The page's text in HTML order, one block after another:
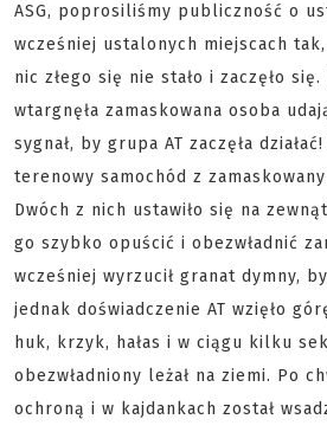
ASG, poprosiliśmy publiczność o
wcześniej ustalonych miejscach
nic złego się nie stało i zaczęło
wtargnęła zamaskowana osoba
sygnał, by grupa AT zaczęła
terenowy samochód z
Dwóch z nich ustawiło się na
go szybko opuścić i obezwładnić
wcześniej wyrzucił granat dymny,
jednak doświadczenie AT wzięło
huk, krzyk, hałas i w ciągu kilku
obezwładniony leżał na ziemi. Po
ochroną i w kajdankach został